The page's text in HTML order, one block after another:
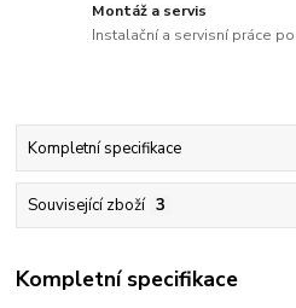
Montáž a servis
Instalační a servisní práce
Kompletní specifikace
Související zboží 3
Kompletní specifikace